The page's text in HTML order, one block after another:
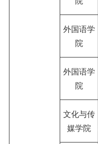
外国语学
院
外国语学
院
文化与传
媒学院